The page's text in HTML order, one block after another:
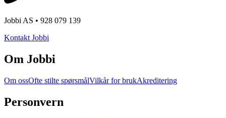
Jobbi AS • 928 079 139
Kontakt Jobbi
Om Jobbi
Om ossOfte stilte spørsmålVilkår for brukAkreditering
Personvern